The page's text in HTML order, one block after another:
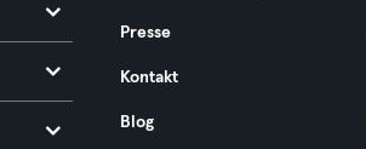
Presse
Kontakt
Blog